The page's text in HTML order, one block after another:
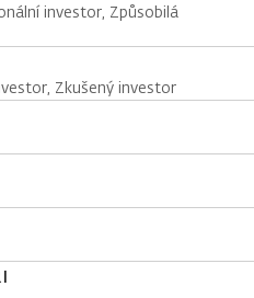
investor, Způsobilá
Zkušený investor